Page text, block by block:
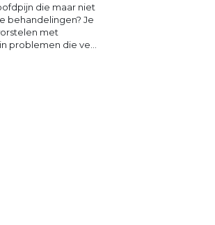
die maar niet
behandelingen? Je
met
problemen die ve...